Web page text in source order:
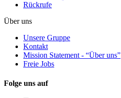
Rückrufe
Über uns
Unsere Gruppe
Kontakt
Mission Statement - “Über uns”
Freie Jobs
Folge uns auf